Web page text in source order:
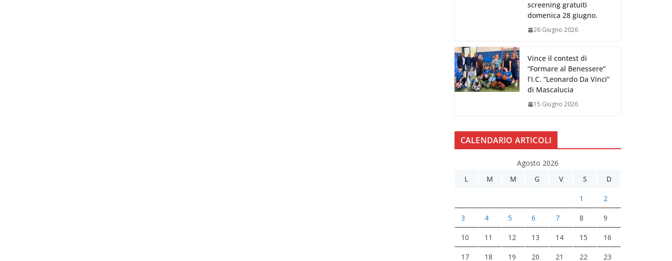
screening gratuiti
domenica 28 giugno.
26 Giugno 2026
Vince il contest di
“Formare al Benessere”
l’I.C. “Leonardo Da Vinci”
di Mascalucia
15 Giugno 2026
CALENDARIO ARTICOLI
Agosto 2026
L
M M G V S D
1 2
3 4 5 6 7 8 9
10 11 12 13 14 15 16
17 18 19 20 21 22 23